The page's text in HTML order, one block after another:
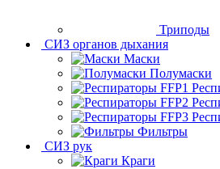
Триподы
СИЗ органов дыхания
Маски
Полумаски
Фильтры
СИЗ рук
Краги